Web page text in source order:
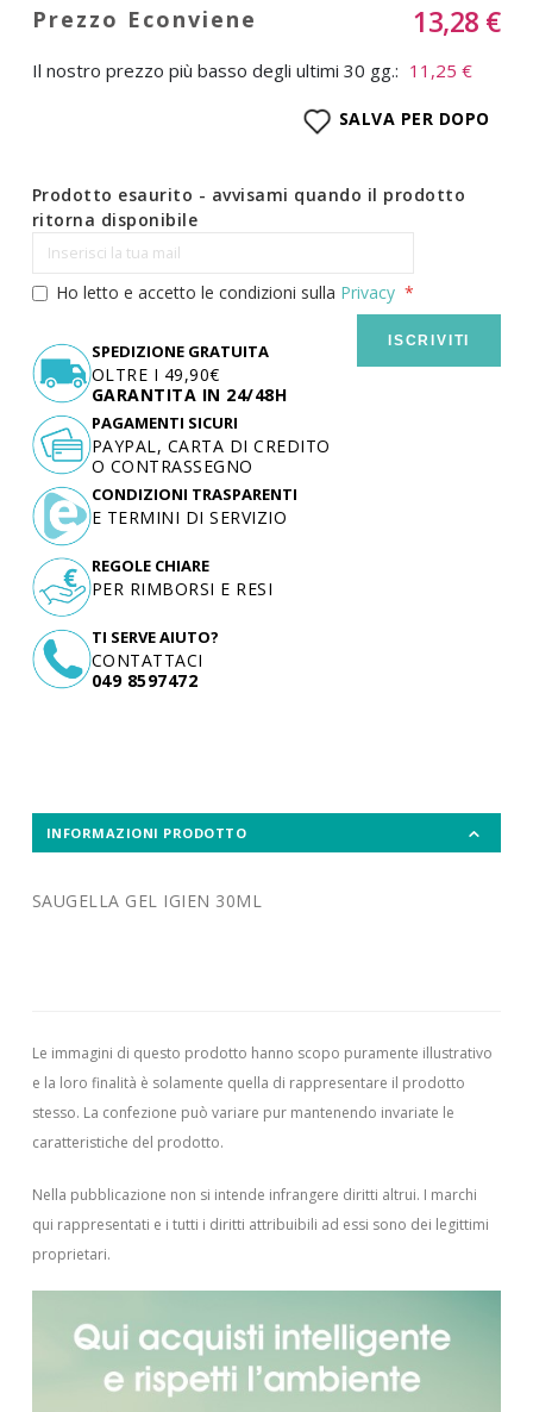
13,28 €
Il nostro prezzo più basso degli ultimi 30 gg.: 11,25 €
SALVA PER DOPO
Prodotto esaurito - avvisami quando il prodotto
ritorna disponibile
Ho letto e accetto le condizioni sulla Privacy
ISCRIVITI
SPEDIZIONE GRATUITA
OLTRE I 49,90€
GARANTITA IN 24/48H
TI SERVE AIUTO?
CONTATTACI
049 8597472
PAGAMENTI SICURI
PAYPAL, CARTA DI CREDITO
O CONTRASSEGNO
CONDIZIONI TRASPARENTI
E TERMINI DI SERVIZIO
REGOLE CHIARE
PER RIMBORSI E RESI
INFORMAZIONI PRODOTTO
SAUGELLA GEL IGIEN 30ML
Le immagini di questo prodotto hanno scopo puramente illustrativo
e la loro finalità è solamente quella di rappresentare il prodotto
stesso. La confezione può variare pur mantenendo invariate le
caratteristiche del prodotto.
Nella pubblicazione non si intende infrangere diritti altrui. I marchi
qui rappresentati e i tutti i diritti attribuibili ad essi sono dei legittimi
proprietari.